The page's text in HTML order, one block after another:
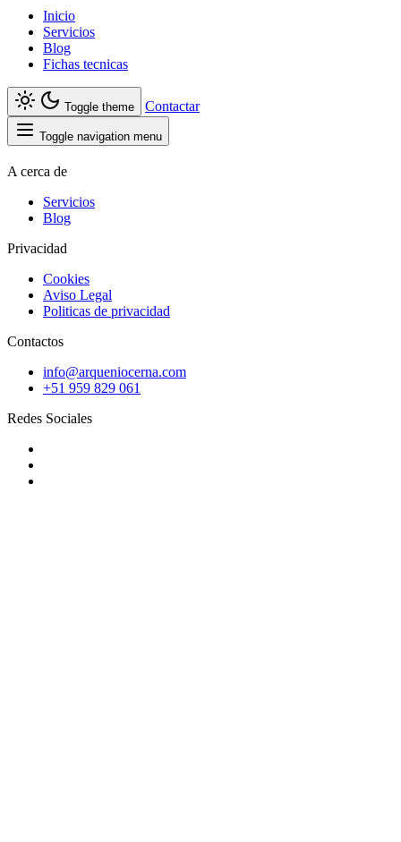
Inicio
Servicios
Blog
Fichas tecnicas
Toggle theme Contactar
Toggle navigation menu
A cerca de
Servicios
Blog
Privacidad
Cookies
Aviso Legal
Politicas de privacidad
Contactos
info@arqueniocerna.com
+51 959 829 061
Redes Sociales